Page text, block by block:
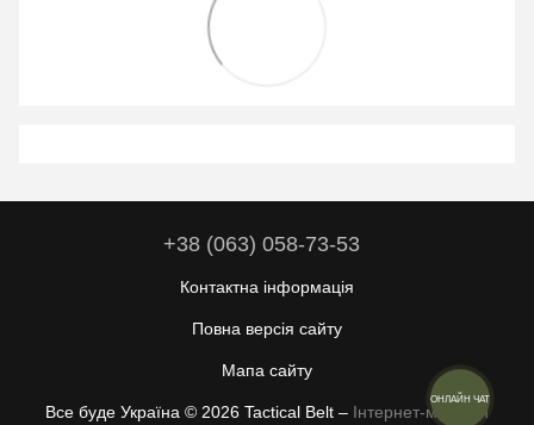
+38 (063) 058-73-53
Контактна інформація
Повна версія сайту
Мапа сайту
Все буде Україна © 2026 Tactical Belt – Інтернет-магазин
ОНЛАЙН ЧАТ